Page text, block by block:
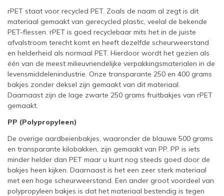
rPET staat voor recycled PET. Zoals de naam al zegt is dit
materiaal gemaakt van gerecycled plastic, veelal de bekende
PET-flessen. rPET is goed recyclebaar mits het in de juiste
afvalstroom terecht komt en heeft dezelfde scheurweerstand
en helderheid als normaal PET. Hierdoor wordt het gezien als
één van de meest milieuvriendelijke verpakkingsmaterialen in de
levensmiddelenindustrie. Onze transparante 250 en 400 grams
bakjes zonder deksel zijn gemaakt van dit materiaal.
Daarnaast zijn de lage zwarte 250 grams fruitbakjes van rPET
gemaakt.
PP (Polypropyleen)
De overige aardbeienbakjes, waaronder de blauwe 500 grams
en transparante kilobakken, zijn gemaakt van PP. PP is iets
minder helder dan PET maar u kunt nog steeds goed door de
bakjes heen kijken. Daarnaast is het een zeer sterk materiaal
met een hoge scheurweerstand. Een ander groot voordeel van
polypropyleen bakjes is dat het materiaal bestendig is tegen